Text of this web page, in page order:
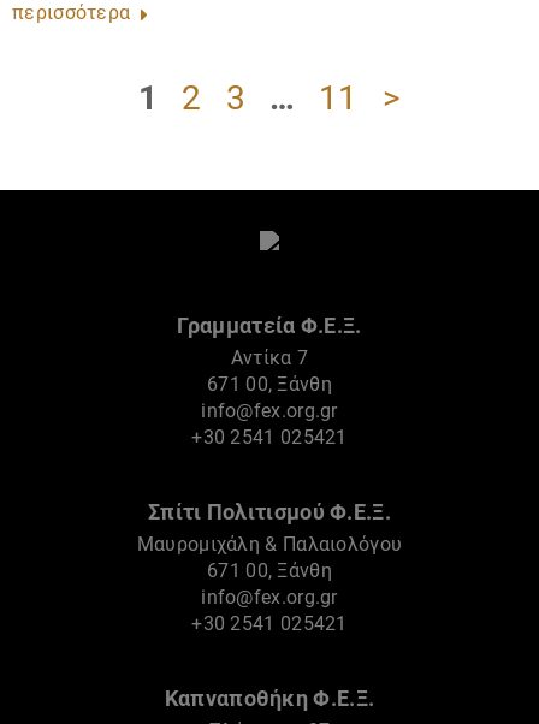
περισσότερα
1 2 3 … 11 >
Γραμματεία Φ.Ε.Ξ.
Αντίκα 7
671 00, Ξάνθη
info@fex.org.gr
+30 2541 025421
Σπίτι Πολιτισμού Φ.Ε.Ξ.
Μαυρομιχάλη & Παλαιολόγου
671 00, Ξάνθη
info@fex.org.gr
+30 2541 025421
Καπναποθήκη Φ.Ε.Ξ.